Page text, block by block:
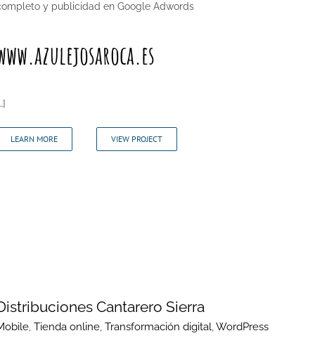
y publicidad en Google Adwords
LEARN MORE VIEW PROJECT
Cantarero Sierra
, Tienda online, Transformación digital,WordPress